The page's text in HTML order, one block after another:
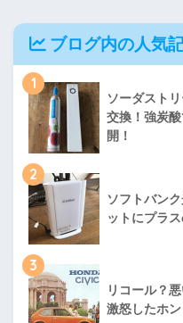
ブログ内の人気
1
ソーダスト
交換！強炭
開！
2
ソフトバン
ットにプラ
3
リコール？
激怒したホ